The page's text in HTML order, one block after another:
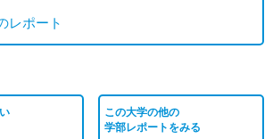
レポート
この大学の他の
学部レポートをみる